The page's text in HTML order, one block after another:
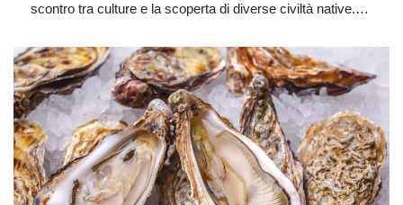
scontro tra culture e la scoperta di diverse civiltà native.…